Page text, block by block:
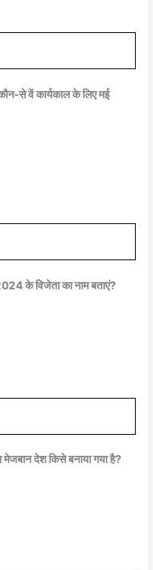
से वें कार्यकाल के लिए मई
के विजेता का नाम बताएं?
देश किसे बनाया गया है?